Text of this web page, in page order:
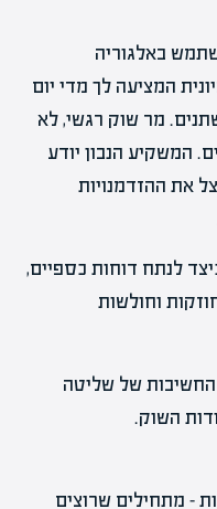
באלגוריה
המציעה לך מדי יום
מר שוק רגשי, לא
המשקיע הנבון יודע
את ההזדמנויות
לנתח דוחות כספיים,
וחולשות
של שליטה
השוק.
– מתחילים שרוצים